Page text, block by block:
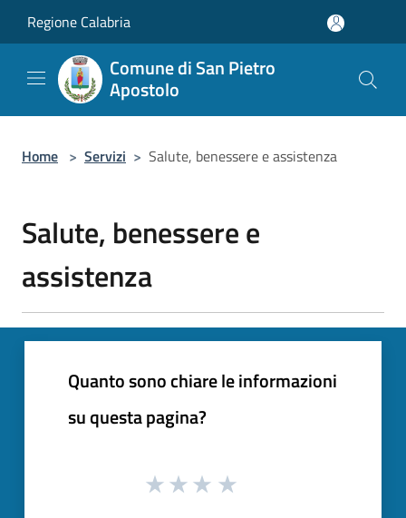
Regione Calabria
Comune di San Pietro
Apostolo
Home > Servizi > Salute, benessere e assistenza
Salute, benessere e
assistenza
Quanto sono chiare le informazioni
su questa pagina?